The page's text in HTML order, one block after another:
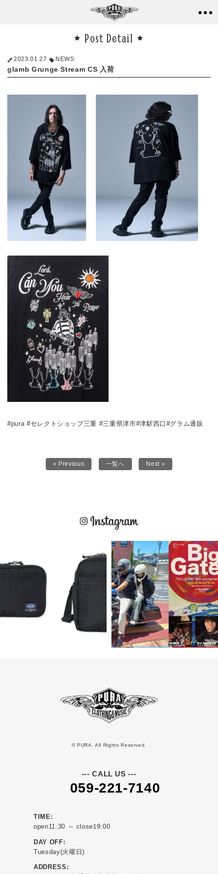
Post Detail
2023.01.27 NEWS
glamb Grunge Stream CS 入荷
#pura #セレクトショップ三重 #三重県津市#津駅西口#グラム通販
« Previous 一覧へ Next »
© PURA. All Rights Reserved.
--- CALL US ---
059-221-7140
TIME:
open11:30 ～ close19:00
DAY OFF:
Tuesday(火曜日)
ADDRESS: